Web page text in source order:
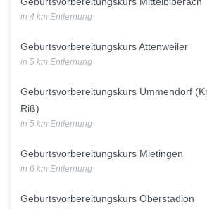
in 4 km Entfernung
Geburtsvorbereitungskurs Attenweiler
in 5 km Entfernung
Geburtsvorbereitungskurs Ummendorf
Riß)
in 5 km Entfernung
Geburtsvorbereitungskurs Mietingen
in 6 km Entfernung
Geburtsvorbereitungskurs Oberstadion